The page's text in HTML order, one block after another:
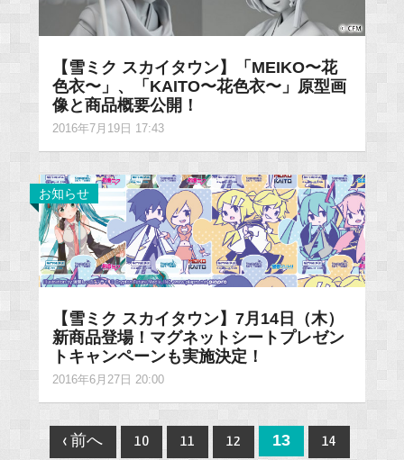
【雪ミク スカイタウン】「MEIKO〜花
色衣〜」、「KAITO〜花色衣〜」原型画
像と商品概要公開！
2016年7月19日 17:43
お知らせ
【雪ミク スカイタウン】7月14日（木）
新商品登場！マグネットシートプレゼン
トキャンペーンも実施決定！
2016年6月27日 20:00
Post
‹ 前へ 10 11 12 13 14